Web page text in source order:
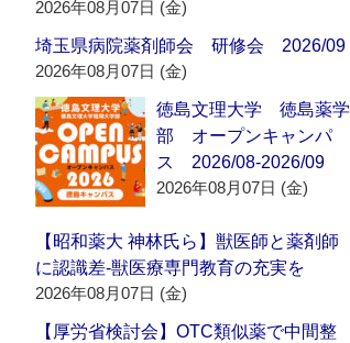
2026年08月07日 (金)
埼玉県病院薬剤師会 研修会 2026/09
2026年08月07日 (金)
徳島文理大学 徳島薬学
部 オープンキャンパ
ス 2026/08-2026/09
2026年08月07日 (金)
【昭和薬大 神林氏ら】獣医師と薬剤師
に認識差‐獣医療専門教育の充実を
2026年08月07日 (金)
【厚労省検討会】OTC類似薬で中間整